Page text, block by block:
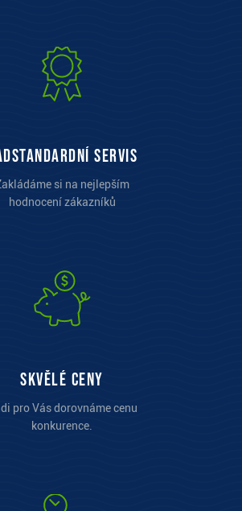
servis
si na nejlepším
hodnocení zákazníků
Skvělé ceny
pro Vás dorovnáme cenu
konkurence.